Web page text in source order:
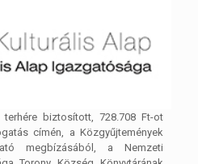
biztosított, 728.708 Ft-ot
címén, a Közgyűjtemények
megbízásából, a Nemzeti